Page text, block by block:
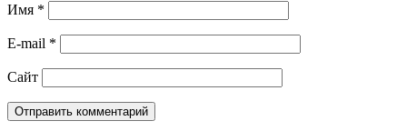
Имя *
E-mail *
Сайт